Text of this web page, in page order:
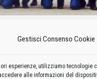
Gestisci Consenso Cookie
esperienze, utilizziamo tecnologie
alle informazioni del
delle
del 1995
e calendario 1995 delle